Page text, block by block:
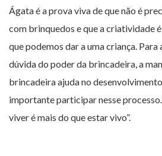
Ágata é a prova viva de que não é
com brinquedos e que a criatividade
que podemos dar a uma criança. Para
dúvida do poder da brincadeira, a
brincadeira ajuda no
importante participar nesse
viver é mais do que estar vivo”.